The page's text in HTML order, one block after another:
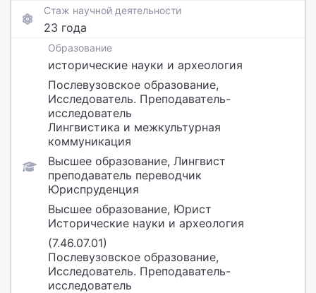
Стаж научной деятельности
23 года
Образование
исторические науки и археология
Послевузовское образование,
Исследователь. Преподаватель-
исследователь
Лингвистика и межкультурная
коммуникация
Высшее образование, Лингвист
преподаватель переводчик
Юриспруденция
Высшее образование, Юрист
Исторические науки и археология
(7.46.07.01)
Послевузовское образование,
Исследователь. Преподаватель-
исследователь